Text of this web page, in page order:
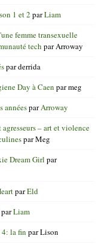
1 et 2 parLiam
femme transexuelle
tech parArroway
parderrida
Day à Caen parmeg
annéesparArroway
agresseurs – art et violence
parMeg
Dream Girl par
parEld
parLiam
4: la fin parLison